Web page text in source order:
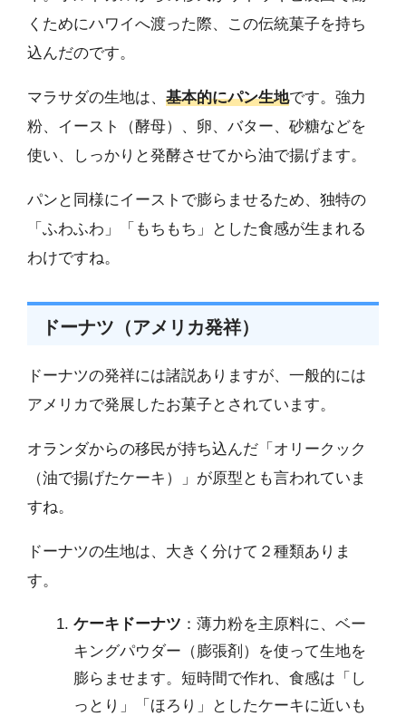
くためにハワイへ渡った際、この伝統菓子を持ち
込んだのです。
マラサダの生地は、 基本的にパン生地です。強力
粉、イースト（酵母）、卵、バター、砂糖などを
使い、しっかりと発酵させてから油で揚げます。
パンと同様にイーストで膨らませるため、独特の
「ふわふわ」「もちもち」とした食感が生まれる
わけですね。
ドーナツ（アメリカ発祥）
ドーナツの発祥には諸説ありますが、一般的には
アメリカで発展したお菓子とされています。
オランダからの移民が持ち込んだ「オリークック
（油で揚げたケーキ）」が原型とも言われていま
すね。
ドーナツの生地は、大きく分けて２種類ありま
す。
ケーキドーナツ ：薄力粉を主原料に、ベー
キングパウダー（膨張剤）を使って生地を
膨らませます。短時間で作れ、食感は「し
っとり」「ほろり」としたケーキに近いも